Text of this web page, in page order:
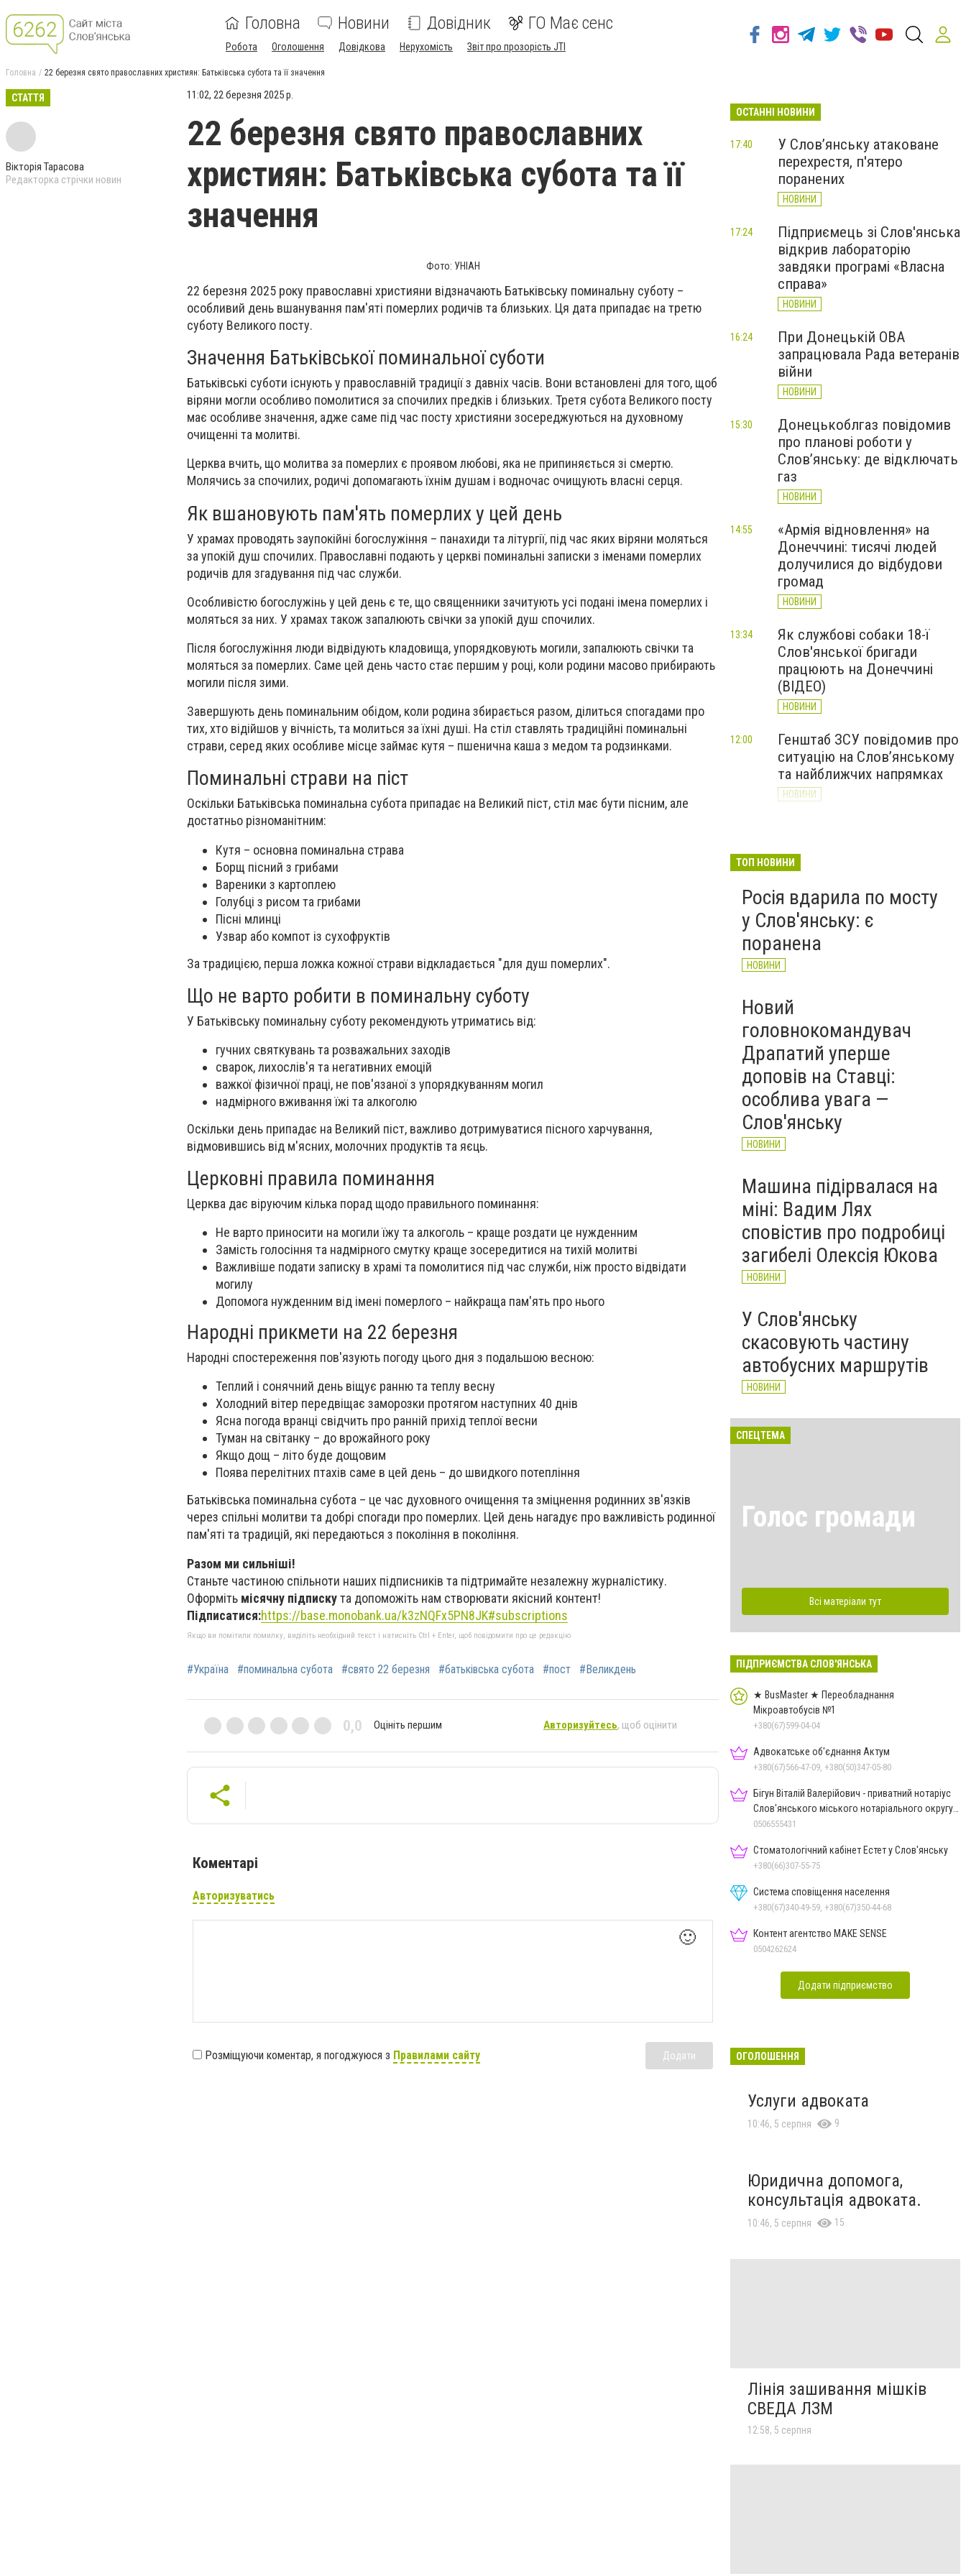
Головна Новини Довідник ГО Має сенс
Робота Оголошення Довідкова Нерухомість Звіт про прозорість JTI
Головна 22 березня свято православних християн: Батьківська субота та її значення
СТАТТЯ
Вікторія Тарасова
Редакторка стрічки новин
11:02, 22 березня 2025 р.
22 березня свято православних
християн: Батьківська субота та її
значення
Фото: УНІАН
22 березня 2025 року православні християни відзначають Батьківську поминальну суботу –
особливий день вшанування пам'яті померлих родичів та близьких. Ця дата припадає на третю
суботу Великого посту.
Значення Батьківської поминальної суботи
Батьківські суботи існують у православній традиції з давніх часів. Вони встановлені для того, щоб
віряни могли особливо помолитися за спочилих предків і близьких. Третя субота Великого посту
має особливе значення, адже саме під час посту християни зосереджуються на духовному
очищенні та молитві.
Церква вчить, що молитва за померлих є проявом любові, яка не припиняється зі смертю.
Молячись за спочилих, родичі допомагають їхнім душам і водночас очищують власні серця.
Як вшановують пам'ять померлих у цей день
У храмах проводять заупокійні богослужіння – панахиди та літургії, під час яких віряни моляться
за упокій душ спочилих. Православні подають у церкві поминальні записки з іменами померлих
родичів для згадування під час служби.
Особливістю богослужінь у цей день є те, що священники зачитують усі подані імена померлих і
моляться за них. У храмах також запалюють свічки за упокій душ спочилих.
Після богослужіння люди відвідують кладовища, упорядковують могили, запалюють свічки та
моляться за померлих. Саме цей день часто стає першим у році, коли родини масово прибирають
могили після зими.
Завершують день поминальним обідом, коли родина збирається разом, ділиться спогадами про
тих, хто відійшов у вічність, та молиться за їхні душі. На стіл ставлять традиційні поминальні
страви, серед яких особливе місце займає кутя – пшенична каша з медом та родзинками.
Поминальні страви на піст
Оскільки Батьківська поминальна субота припадає на Великий піст, стіл має бути пісним, але
достатньо різноманітним:
Кутя – основна поминальна страва
Борщ пісний з грибами
Вареники з картоплею
Голубці з рисом та грибами
Пісні млинці
Узвар або компот із сухофруктів
За традицією, перша ложка кожної страви відкладається "для душ померлих".
Що не варто робити в поминальну суботу
У Батьківську поминальну суботу рекомендують утриматись від:
гучних святкувань та розважальних заходів
сварок, лихослів'я та негативних емоцій
важкої фізичної праці, не пов'язаної з упорядкуванням могил
надмірного вживання їжі та алкоголю
Оскільки день припадає на Великий піст, важливо дотримуватися пісного харчування,
відмовившись від м'ясних, молочних продуктів та яєць.
Церковні правила поминання
Церква дає віруючим кілька порад щодо правильного поминання:
Не варто приносити на могили їжу та алкоголь – краще роздати це нужденним
Замість голосіння та надмірного смутку краще зосередитися на тихій молитві
Важливіше подати записку в храмі та помолитися під час служби, ніж просто відвідати
могилу
Допомога нужденним від імені померлого – найкраща пам'ять про нього
Народні прикмети на 22 березня
Народні спостереження пов'язують погоду цього дня з подальшою весною:
Теплий і сонячний день віщує ранню та теплу весну
Холодний вітер передвіщає заморозки протягом наступних 40 днів
Ясна погода вранці свідчить про ранній прихід теплої весни
Туман на світанку – до врожайного року
Якщо дощ – літо буде дощовим
Поява перелітних птахів саме в цей день – до швидкого потепління
Батьківська поминальна субота – це час духовного очищення та зміцнення родинних зв'язків
через спільні молитви та добрі спогади про померлих. Цей день нагадує про важливість родинної
пам'яті та традицій, які передаються з покоління в покоління.
Разом ми сильніші!
Станьте частиною спільноти наших підписників та підтримайте незалежну журналістику.
Оформіть місячну підпискута допоможіть нам створювати якісний контент!
Підписатися:https://base.monobank.ua/k3zNQFx5PN8JK#subscriptions
Якщо ви помітили помилку, виділіть необхідний текст і натисніть Ctrl + Enter, щоб повідомити про це редакцію
#Україна #поминальна субота #свято 22 березня #батьківська субота #пост #Великдень
0,0 Оцініть першим Авторизуйтесь, щоб оцінити
Коментарі
Авторизуватись
🙂
Розміщуючи коментар, я погоджуюся з Правилами сайту Додати
ОСТАННІ НОВИНИ
У Слов’янську атаковане
перехрестя, п'ятеро
поранених
НОВИНИ
17:40
Підприємець зі Слов'янська
відкрив лабораторію
завдяки програмі «Власна
справа»
НОВИНИ
17:24
При Донецькій ОВА
запрацювала Рада ветеранів
війни
НОВИНИ
16:24
Донецькоблгаз повідомив
про планові роботи у
Слов’янську: де відключать
газ
НОВИНИ
15:30
«Армія відновлення» на
Донеччині: тисячі людей
долучилися до відбудови
громад
НОВИНИ
14:55
Як службові собаки 18-ї
Слов'янської бригади
працюють на Донеччині
(ВІДЕО)
НОВИНИ
13:34
Генштаб ЗСУ повідомив про
ситуацію на Слов’янському
та найближчих напрямках
НОВИНИ
12:00
великої війни: 7 серпня
ТОП НОВИНИ
Росія вдарила по мосту
у Слов'янську: є
поранена
НОВИНИ
Новий
головнокомандувач
Драпатий уперше
доповів на Ставці:
особлива увага —
Слов'янську
НОВИНИ
Машина підірвалася на
міні: Вадим Лях
сповістив про подробиці
загибелі Олексія Юкова
НОВИНИ
У Слов'янську
скасовують частину
автобусних маршрутів
НОВИНИ
СПЕЦТЕМА
Голос громади
Всі матеріали тут
ПІДПРИЄМСТВА СЛОВ'ЯНСЬКА
★ BusMaster ★ Переобладнання
Мікроавтобусів №1
+380(67)599-04-04
Адвокатське об'єднання Актум
+380(67)566-47-09, +380(50)347-05-80
Бігун Віталій Валерійович - приватний нотаріус
Слов'янського міського нотаріального округу
Дон.обл.
0506555431
Стоматологічний кабінет Естет у Слов'янську
+380(66)307-55-75
Система сповіщення населення
+380(67)340-49-59, +380(67)350-44-68
Контент агентство MAKE SENSE
0504262624
Додати підприємство
ОГОЛОШЕННЯ
Услуги адвоката
10:46, 5 серпня 9
Юридична допомога,
консультація адвоката.
10:46, 5 серпня 15
Лінія зашивання мішків
СВЕДА ЛЗМ
12:58, 5 серпня